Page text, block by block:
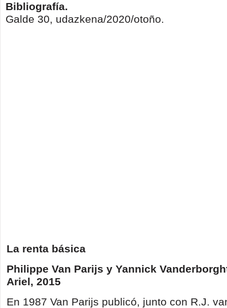
Bibliografía.
Galde 30, udazkena/2020/otoño.
La renta básica
Philippe Van Parijs y Yannick
Ariel, 2015
En 1987 Van Parijs publicó, junto con R.J.